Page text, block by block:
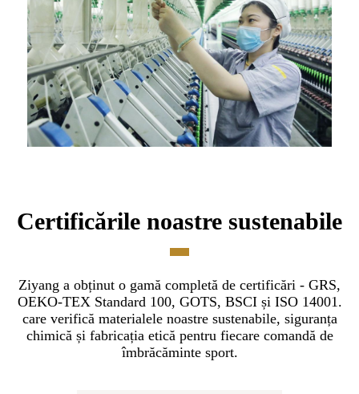
Certificările noastre sustenabile
Ziyang a obținut o gamă completă de certificări - GRS,
OEKO-TEX Standard 100, GOTS, BSCI și ISO 14001.
care verifică materialele noastre sustenabile, siguranța
chimică și fabricația etică pentru fiecare comandă de
îmbrăcăminte sport.